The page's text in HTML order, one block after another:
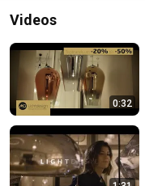
Videos
0:32